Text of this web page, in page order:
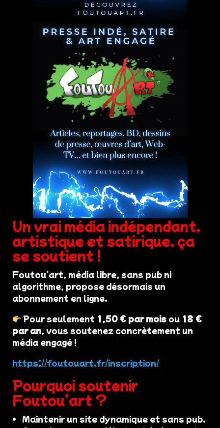
Un vrai média indépendant,
artistique et satirique, ça
se soutient !
Foutou'art, média libre, sans pub ni
algorithme, propose désormais un
abonnement en ligne.
Pour seulement 1,50 € par mois ou 18 €
par an, vous soutenez concrètement un
média engagé !
https://foutouart.fr/inscription/
Pourquoi soutenir
Foutou’art ?
Maintenir un site dynamique et sans pub.